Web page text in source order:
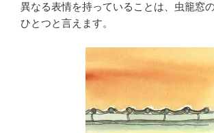
異なる表情を持っていることは、虫籠窓
ひとつと言えます。